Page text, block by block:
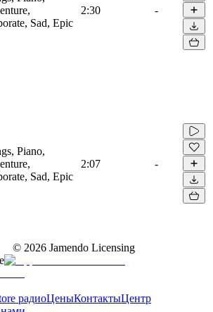
Sad, Epic
2:30 -
Piano,
Sad, Epic
2:07 -
© 2026 Jamendo Licensing
радиоЦеныКонтактыЦентр